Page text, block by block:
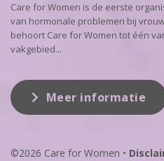
Care for Women is de eerste
van hormonale problemen bij
behoort Care for Women tot één
vakgebied...
Meer informatie
©2026 Care for Women •